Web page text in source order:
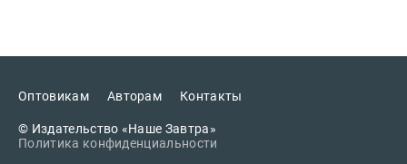
Оптовикам Авторам Контакты
© Издательство «Наше Завтра»
Политика конфиденциальности